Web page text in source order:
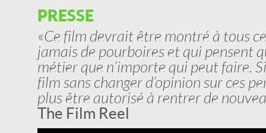
PRESSE
«Ce film devrait être montré à tous
jamais de pourboires et qui pensent
métier que n’importe qui peut faire.
film sans changer d’opinion sur ces
plus être autorisé à rentrer de
The Film Reel